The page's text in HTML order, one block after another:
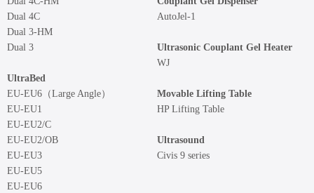
Dual 4C
Dual 3-HM
Dual 3
UltraBed
EU-EU6（Large Angle）
EU-EU1
EU-EU2/C
EU-EU2/OB
EU-EU3
EU-EU5
EU-EU6
AutoJel-1
Ultrasonic Couplant Gel Heater
WJ
Movable Lifting Table
HP Lifting Table
Ultrasound
Civis 9 series